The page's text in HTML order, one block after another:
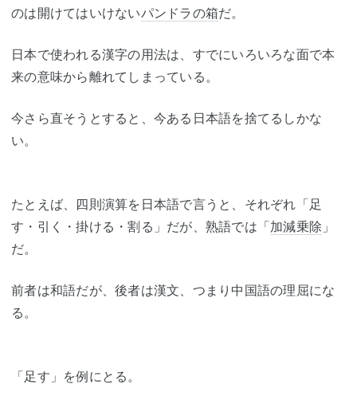
のは開けてはいけないパンドラの箱だ。
日本で使われる漢字の用法は、すでにいろいろな面で本
来の意味から離れてしまっている。
今さら直そうとすると、今ある日本語を捨てるしかな
い。
たとえば、四則演算を日本語で言うと、それぞれ「足
す・引く・掛ける・割る」だが、熟語では「加減乗除 」
だ。
前者は和語だが、後者は漢文、つまり中国語の理屈にな
る。
「足す」を例にとる。